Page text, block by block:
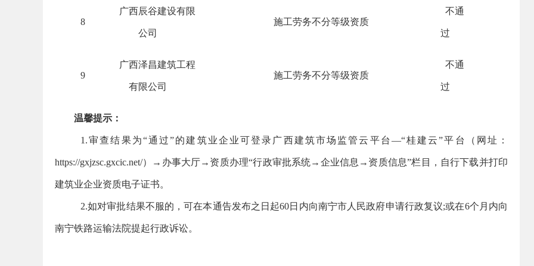
8
广西辰谷建设有限
公司
施工劳务不分等级资质
不通
过
9
广西泽昌建筑工程
有限公司
施工劳务不分等级资质
不通
过
温馨提示：
1.审查结果为“通过”的建筑业企业可登录广西建筑市场监管云平台—“桂建云”平台（网址：
https://gxjzsc.gxcic.net/）→办事大厅→资质办理“行政审批系统→企业信息→资质信息”栏目，自行下载并打印
建筑业企业资质电子证书。
2.如对审批结果不服的，可在本通告发布之日起60日内向南宁市人民政府申请行政复议;或在6个月内向
南宁铁路运输法院提起行政诉讼。